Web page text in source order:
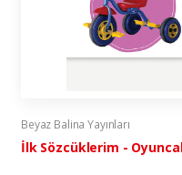
Beyaz Balina Yayınları
İlk Sözcüklerim -